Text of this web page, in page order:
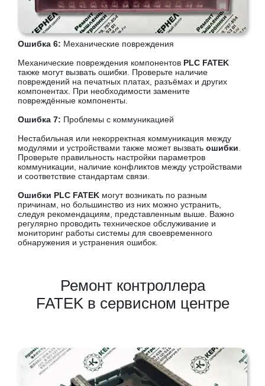
Ошибка 6: Механические повреждения
Механические повреждения компонентов PLC FATEK
также могут вызвать ошибки. Проверьте наличие
повреждений на печатных платах, разъёмах и других
компонентах. При необходимости замените
повреждённые компоненты.
Ошибка 7: Проблемы с коммуникацией
Нестабильная или некорректная коммуникация между
модулями и устройствами также может вызвать ошибки
Проверьте правильность настройки параметров
коммуникации, наличие конфликтов между устройствами
и соответствие стандартам связи.
Ошибки PLC FATEK могут возникать по разным
причинам, но большинство из них можно устранить,
следуя рекомендациям, представленным выше. Важно
регулярно проводить техническое обслуживание и
мониторинг работы системы для своевременного
обнаружения и устранения ошибок.
Ремонт контроллера
FATEK в сервисном центре